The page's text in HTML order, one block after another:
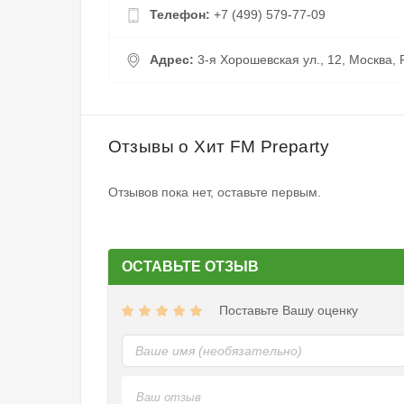
Телефон: +7 (499) 579-77-09
Адрес: 3-я Хорошевская ул., 12, Москва,
Отзывы о Хит FM Preparty
Отзывов пока нет, оставьте первым.
ОСТАВЬТЕ ОТЗЫВ
Поставьте Вашу оценку